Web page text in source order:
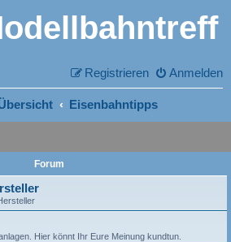
Anmelden
Registrieren
Eisenbahntipps
Forum
Hier könnt Ihr Eure Meinung kundtun.